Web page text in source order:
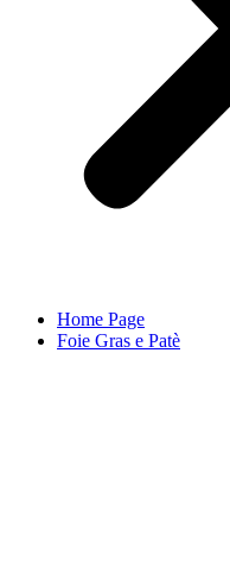
Home Page
Foie Gras e Patè